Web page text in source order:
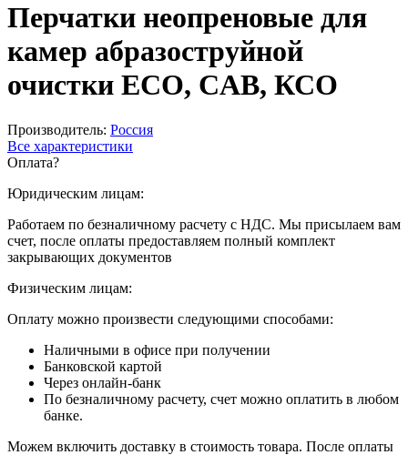
Перчатки неопреновые для
камер абразоструйной
очистки ECO, CAB, КСО
Производитель: Россия
Все характеристики
Оплата?
Юридическим лицам:
Работаем по безналичному расчету с НДС. Мы присылаем вам
счет, после оплаты предоставляем полный комплект
закрывающих документов
Физическим лицам:
Оплату можно произвести следующими способами:
Наличными в офисе при получении
Банковской картой
Через онлайн-банк
По безналичному расчету, счет можно оплатить в любом
банке.
Можем включить доставку в стоимость товара. После оплаты